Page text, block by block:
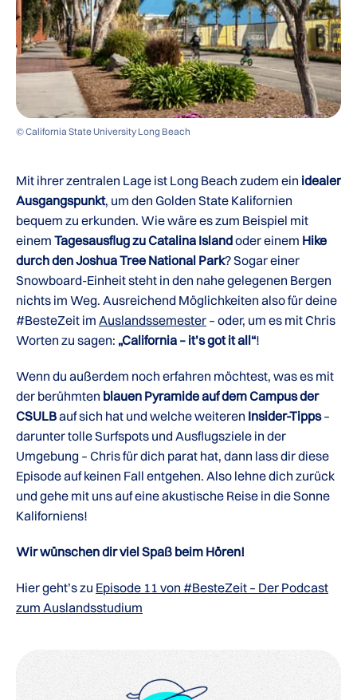
© California State University Long Beach
Mit ihrer zentralen Lage ist Long Beach zudem ein idealer
Ausgangspunkt, um den Golden State Kalifornien
bequem zu erkunden. Wie wäre es zum Beispiel mit
einem Tagesausflug zu Catalina Islandoder einem Hike
durch den Joshua Tree National Park? Sogar einer
Snowboard-Einheit steht in den nahe gelegenen Bergen
nichts im Weg. Ausreichend Möglichkeiten also für deine
#BesteZeit im Auslandssemester – oder, um es mit Chris
Worten zu sagen: „California – it’s got it all“!
Wenn du außerdem noch erfahren möchtest, was es mit
der berühmten blauen Pyramide auf dem Campus der
CSULBauf sich hat und welche weiteren Insider-Tipps–
darunter tolle Surfspots und Ausflugsziele in der
Umgebung – Chris für dich parat hat, dann lass dir diese
Episode auf keinen Fall entgehen. Also lehne dich zurück
und gehe mit uns auf eine akustische Reise in die Sonne
Kaliforniens!
Wir wünschen dir viel Spaß beim Hören!
Hier geht’s zu Episode 11 von #BesteZeit – Der Podcast
zum Auslandsstudium